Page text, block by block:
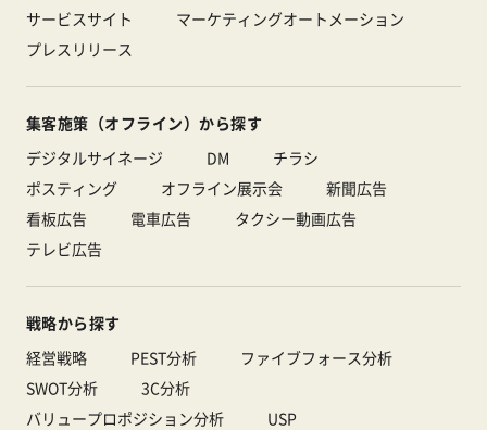
サービスサイト
マーケティングオートメーション
プレスリリース
集客施策（オフライン）から探す
デジタルサイネージ
DM
チラシ
ポスティング
オフライン展示会
新聞広告
看板広告
電車広告
タクシー動画広告
テレビ広告
戦略から探す
経営戦略
PEST分析
ファイブフォース分析
SWOT分析
3C分析
バリュープロポジション分析
USP